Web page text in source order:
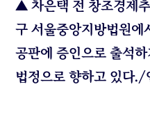
▲ 차은택 전 창조경제
구 서울중앙지방법원에
공판에 증인으로 출석
법정으로 향하고 있다./